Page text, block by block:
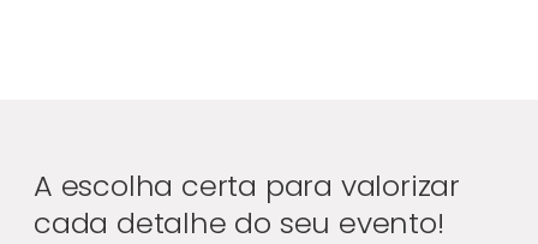
A escolha certa para valorizar
cada detalhe do seu evento!